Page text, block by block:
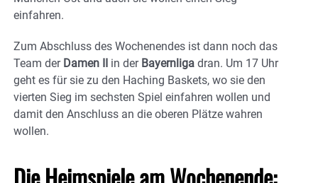
einfahren.
Zum Abschluss des Wochenendes ist dann noch das
Team der Damen II in der Bayernliga dran. Um 17 Uhr
geht es für sie zu den Haching Baskets, wo sie den
vierten Sieg im sechsten Spiel einfahren wollen und
damit den Anschluss an die oberen Plätze wahren
wollen.